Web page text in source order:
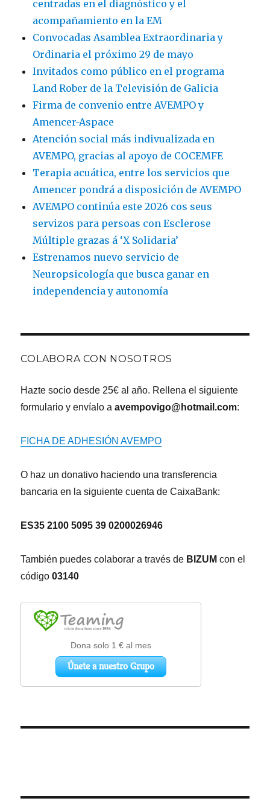
Mundial
de
Esclerosis
Múltiple
centradas en el diagnóstico y el
acompañamiento en la EM
Convocadas Asamblea Extraordinaria y
Ordinaria el próximo 29 de mayo
Invitados como público en el programa
Land Rober de la Televisión de Galicia
Firma de convenio entre AVEMPO y
Amencer-Aspace
Atención social más indivualizada en
AVEMPO, gracias al apoyo de COCEMFE
Terapia acuática, entre los servicios que
Amencer pondrá a disposición de AVEMPO
AVEMPO continúa este 2026 cos seus
servizos para persoas con Esclerose
Múltiple grazas á ‘X Solidaria’
Estrenamos nuevo servicio de
Neuropsicología que busca ganar en
independencia y autonomía
COLABORA CON NOSOTROS
Hazte socio desde 25€ al año. Rellena el siguiente
formulario y envíalo aavempovigo@hotmail.com:
FICHA DE ADHESIÓN AVEMPO
O haz un donativo haciendo una transferencia
bancaria en la siguiente cuenta de CaixaBank:
ES35 2100 5095 39 0200026946
También puedes colaborar a través de BIZUM con el
código 03140